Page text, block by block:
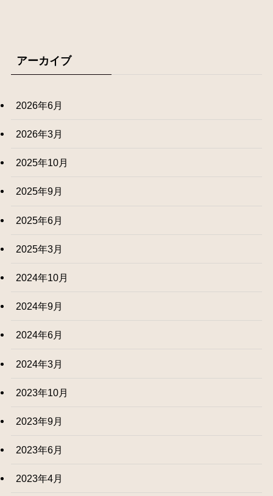
アーカイブ
2026年6月
2026年3月
2025年10月
2025年9月
2025年6月
2025年3月
2024年10月
2024年9月
2024年6月
2024年3月
2023年10月
2023年9月
2023年6月
2023年4月